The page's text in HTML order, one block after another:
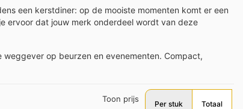
een kerstdiner: op de mooiste momenten komt er een
ervoor dat jouw merk onderdeel wordt van deze
op beurzen en evenementen. Compact,
Toon prijs
Per stuk Totaal